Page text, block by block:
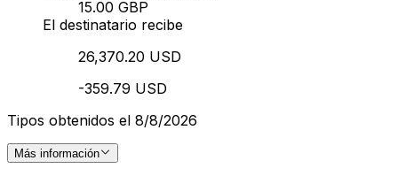
15.00 GBP
El destinatario recibe
26,370.20 USD
-359.79 USD
Tipos obtenidos el 8/8/2026
Más información